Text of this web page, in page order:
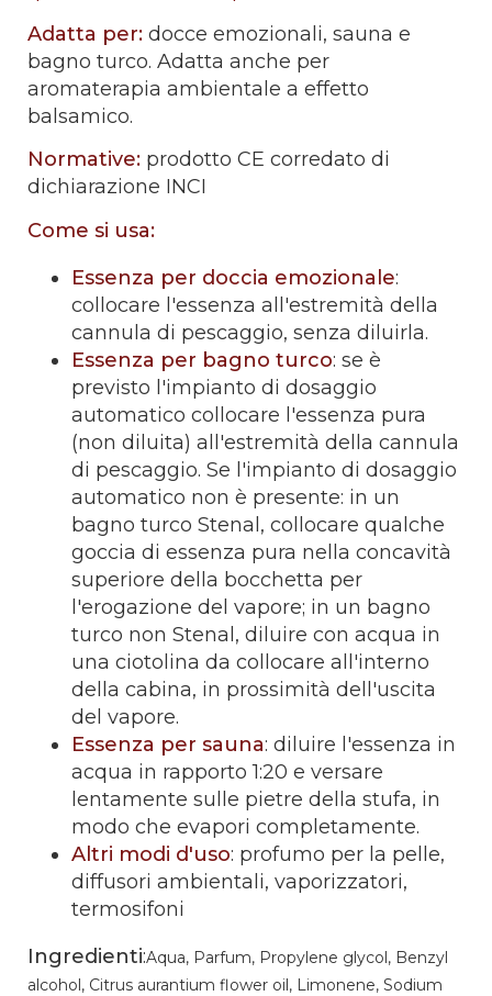
Adatta per: docce emozionali, sauna e
bagno turco. Adatta anche per
aromaterapia ambientale a effetto
balsamico.
Normative: prodotto CE corredato di
dichiarazione INCI
Come si usa:
Essenza per doccia emozionale:
collocare l'essenza all'estremità della
cannula di pescaggio, senza diluirla.
Essenza per bagno turco: se è
previsto l'impianto di dosaggio
automatico collocare l'essenza pura
(non diluita) all'estremità della cannula
di pescaggio. Se l'impianto di dosaggio
automatico non è presente: in un
bagno turco Stenal, collocare qualche
goccia di essenza pura nella concavità
superiore della bocchetta per
l'erogazione del vapore; in un bagno
turco non Stenal, diluire con acqua in
una ciotolina da collocare all'interno
della cabina, in prossimità dell'uscita
del vapore.
Essenza per sauna: diluire l'essenza in
acqua in rapporto 1:20 e versare
lentamente sulle pietre della stufa, in
modo che evapori completamente.
Altri modi d'uso: profumo per la pelle,
diffusori ambientali, vaporizzatori,
termosifoni
Ingredienti:Aqua, Parfum, Propylene glycol, Benzyl
alcohol, Citrus aurantium flower oil, Limonene, Sodium